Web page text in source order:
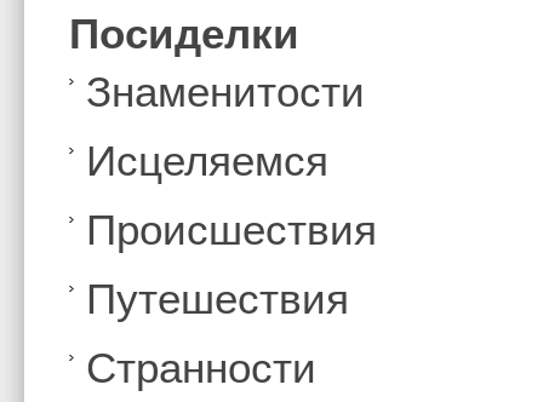
Посиделки
Знаменитости
Иcцеляемся
Происшествия
Путешествия
Странности